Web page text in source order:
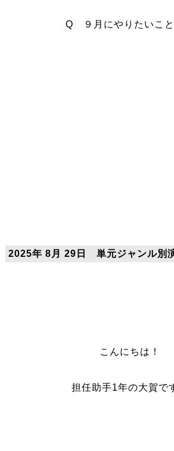
Q ９月にやりたいこと
2025年 8月 29日 単元ジャンル別
こんにちは！
担任助手1年の大賀で